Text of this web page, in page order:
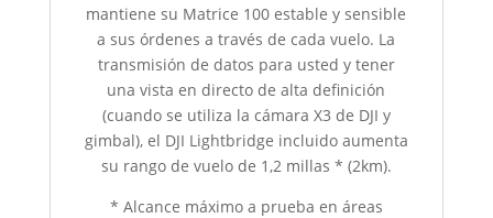
mantiene su Matrice 100 estable y sensible
a sus órdenes a través de cada vuelo. La
transmisión de datos para usted y tener
una vista en directo de alta definición
(cuando se utiliza la cámara X3 de DJI y
gimbal), el DJI Lightbridge incluido aumenta
su rango de vuelo de 1,2 millas * (2km).
* Alcance máximo a prueba en áreas